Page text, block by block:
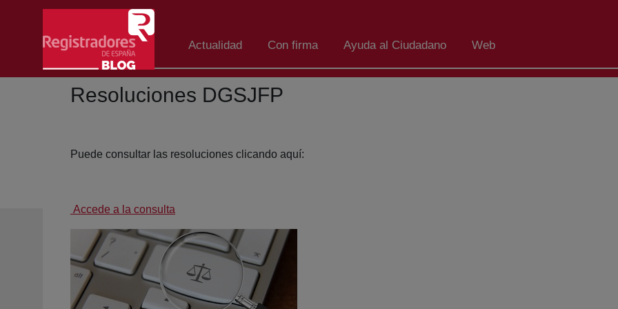
Skip to Main Content
Actualidad Con firma Ayuda al Ciudadano Web
Resoluciones DGSJFP
Puede consultar las resoluciones clicando aquí:
Accede a la consulta